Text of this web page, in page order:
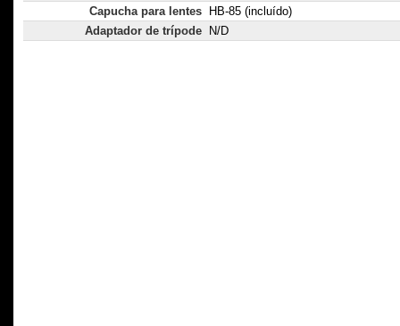
Capucha para lentes
HB-85 (incluído)
Adaptador de trípode
N/D